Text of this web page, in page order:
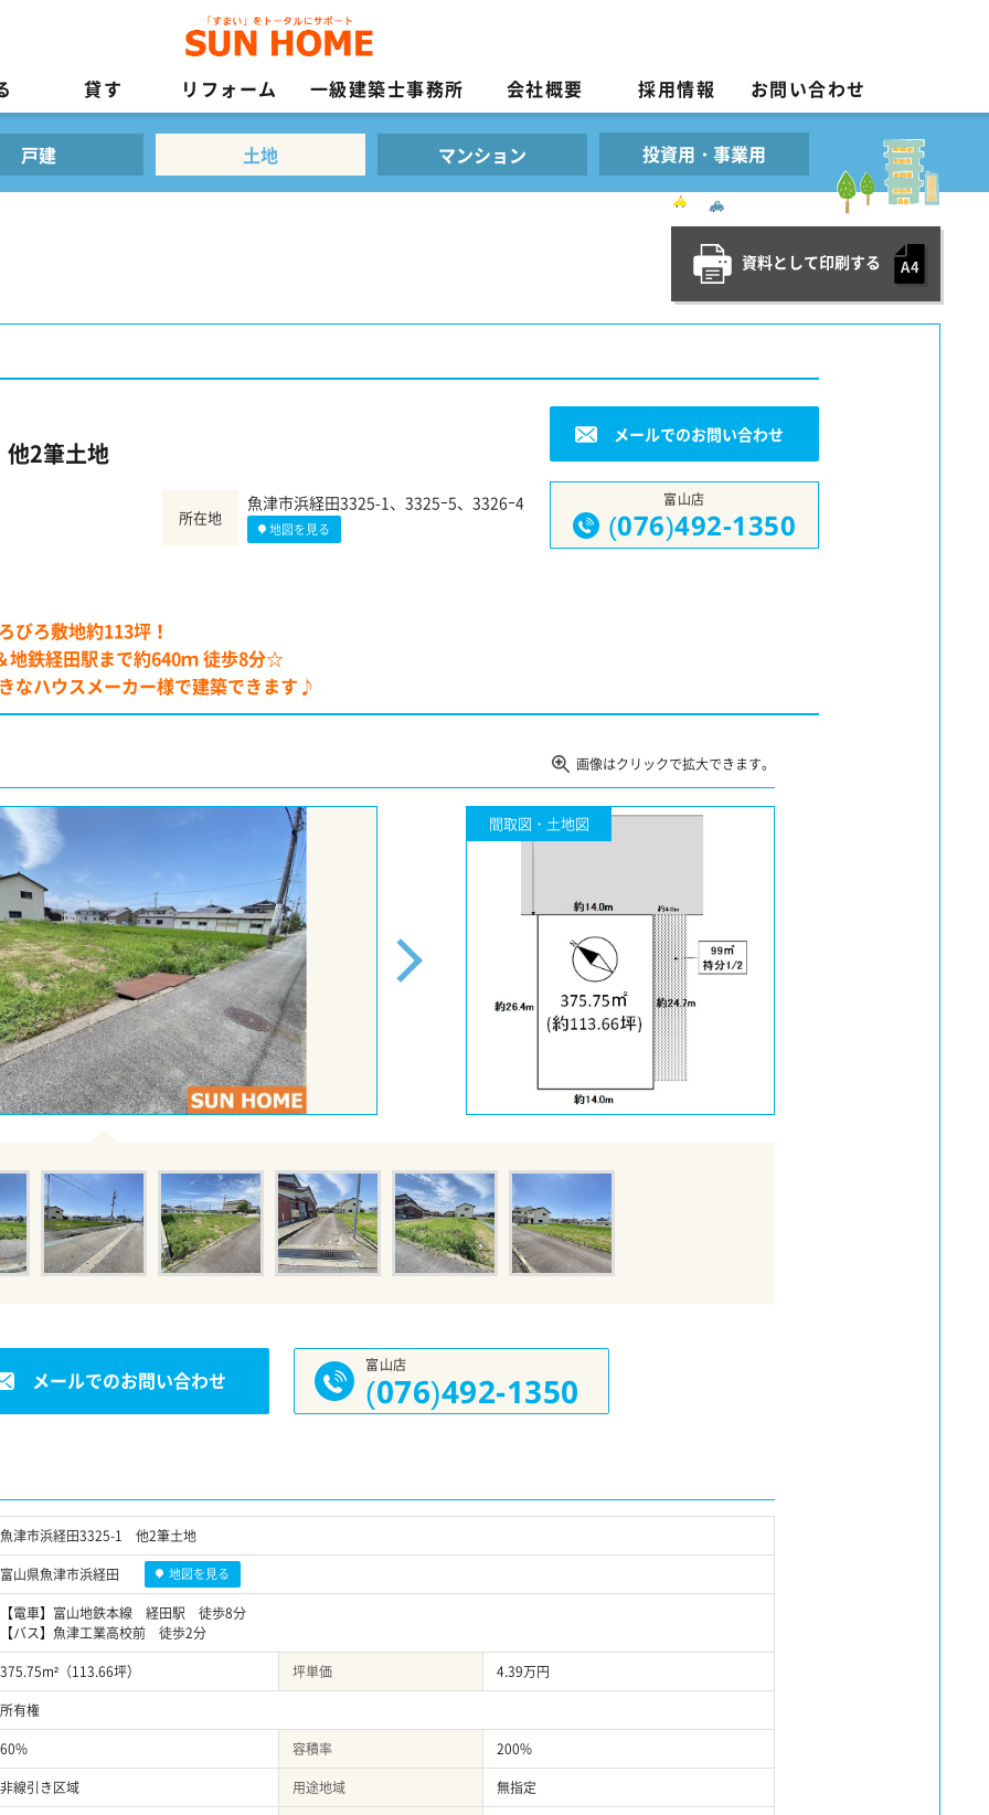
貸す リフォーム 一級建築士事務所 会社概要 採用情報 お問い合わせ
戸建 土地 マンション 投資用・事業用
資料として印刷する
2筆土地
所在地
魚津市浜経田3325-1、3325ｰ5、3326ｰ4
地図を見る
びろ敷地約113坪！
地鉄経田駅まで約640ｍ 徒歩8分☆
なハウスメーカー様で建築できます♪
メールでのお問い合わせ
富山店
(076)492-1350
画像はクリックで拡大できます。
間取図・土地図
メールでのお問い合わせ
富山店
(076)492-1350
魚津市浜経田3325-1 他2筆土地
富山県魚津市浜経田
地図を見る
【電車】富山地鉄本線 経田駅 徒歩8分
【バス】魚津工業高校前 徒歩2分
375.75m²（113.66坪）
坪単価
4.39万円
所有権
60%
容積率
200%
非線引き区域
用途地域
無指定